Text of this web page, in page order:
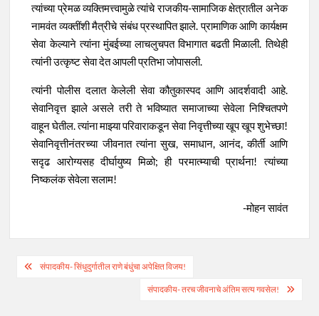
त्यांच्या प्रेमळ व्यक्तिमत्त्वामुळे त्यांचे राजकीय-सामाजिक क्षेत्रातील अनेक
नामवंत व्यक्तींशी मैत्रीचे संबंध प्रस्थापित झाले. प्रामाणिक आणि कार्यक्षम
सेवा केल्याने त्यांना मुंबईच्या लाचलुचपत विभागात बढती मिळाली. तिथेही
त्यांनी उत्कृष्ट सेवा देत आपली प्रतिभा जोपासली.
त्यांनी पोलीस दलात केलेली सेवा कौतुकास्पद आणि आदर्शवादी आहे.
सेवानिवृत्त झाले असले तरी ते भविष्यात समाजाच्या सेवेला निश्चितपणे
वाहून घेतील. त्यांना माझ्या परिवाराकडून सेवा निवृत्तीच्या खूप खूप शुभेच्छा!
सेवानिवृत्तीनंतरच्या जीवनात त्यांना सुख, समाधान, आनंद, कीर्ती आणि
सदृढ आरोग्यसह दीर्घायुष्य मिळो; ही परमात्म्याची प्रार्थना! त्यांच्या
निष्कलंक सेवेला सलाम!
-मोहन सावंत
Postसंपादकीय- सिंधुदुर्गातील राणे बंधुंचा अपेक्षित विजय!
संपादकीय- तरच जीवनाचे अंतिम सत्य गवसेल!